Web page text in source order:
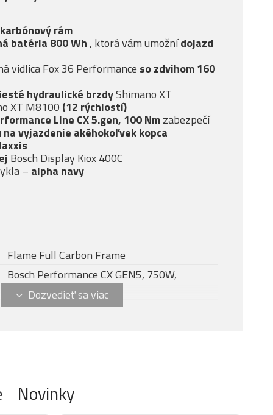
karbónový rám
batéria 800 Wh , ktorá vám umožnídojazd
vidlicaFox 36 Performance sozdvihom 160
hydraulické brzdyShimano XT
XT M8100 (12 rýchlostí)
Line CX 5.gen, 100 Nmzabezpečí
na vyjazdenie akéhokoľvek kopca
Bosch Display Kiox 400C
– alpha navy
Flame Full Carbon Frame
Bosch Performance CX GEN5, 750W,
100Nm, 25km/h
Bosch Kiox 400C + Mini Remote
Fox 36 Performance, vzduch, 160mm
Fox Float Performance Elite, 230x60mm,
Novinky